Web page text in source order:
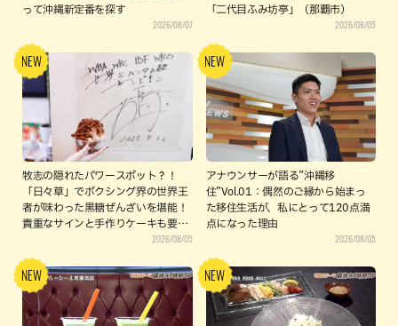
って沖縄新定番を探す
2026/08/07
「二代目ふみ坊亭」（那覇市）
2026/08/05
牧志の隠れたパワースポット？！
「日々草」でボクシング界の世界王
者が味わった黒糖ぜんざいを堪能！
貴重なサインと手作りケーキも要チ
2026/08/05
アナウンサーが語る”沖縄移
住”Vol.01：偶然のご縁から始まっ
た移住生活が、私にとって120点満
点になった理由
2026/08/05